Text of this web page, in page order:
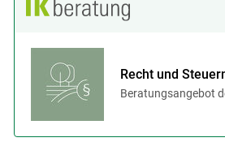
Recht und
Beratungsangebot